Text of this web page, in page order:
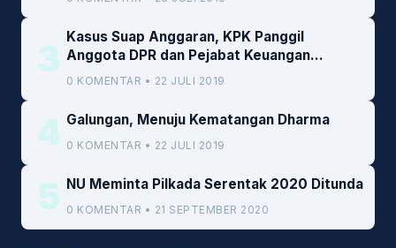
3
Kasus Suap Anggaran, KPK Panggil
Anggota DPR dan Pejabat Keuangan
Kemenkeu
0 KOMENTAR • 22 JULI 2019
4 Galungan, Menuju Kematangan Dharma
0 KOMENTAR • 22 JULI 2019
5 NU Meminta Pilkada Serentak 2020 Ditunda
0 KOMENTAR • 21 SEPTEMBER 2020